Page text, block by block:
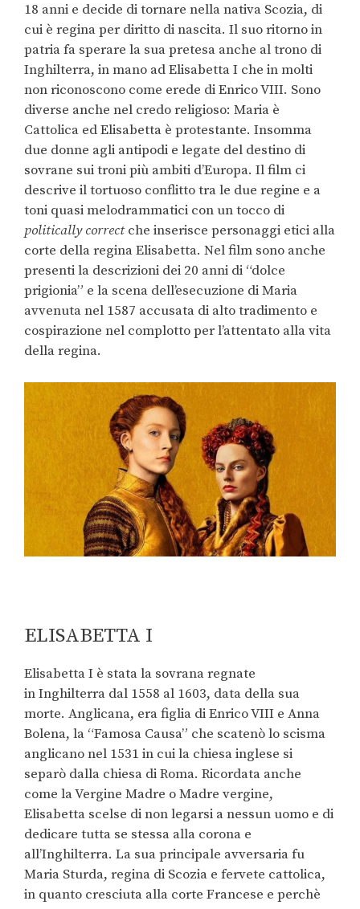
18 anni e decide di tornare nella nativa Scozia, di
cui è regina per diritto di nascita. Il suo ritorno in
patria fa sperare la sua pretesa anche al trono di
Inghilterra, in mano ad Elisabetta I che in molti
non riconoscono come erede di Enrico VIII. Sono
diverse anche nel credo religioso: Maria è
Cattolica ed Elisabetta è protestante. Insomma
due donne agli antipodi e legate del destino di
sovrane sui troni più ambiti d’Europa. Il film ci
descrive il tortuoso conflitto tra le due regine e a
toni quasi melodrammatici con un tocco di
politically correctche inserisce personaggi etici alla
corte della regina Elisabetta. Nel film sono anche
presenti la descrizioni dei 20 anni di “dolce
prigionia” e la scena dell’esecuzione di Maria
avvenuta nel 1587 accusata di alto tradimento e
cospirazione nel complotto per l’attentato alla vita
della regina.
ELISABETTA I
Elisabetta I è stata la sovrana regnate
in Inghilterra dal 1558 al 1603, data della sua
morte. Anglicana, era figlia di Enrico VIII e Anna
Bolena, la “Famosa Causa” che scatenò lo scisma
anglicano nel 1531 in cui la chiesa inglese si
separò dalla chiesa di Roma. Ricordata anche
come la Vergine Madre o Madre vergine,
Elisabetta scelse di non legarsi a nessun uomo e di
dedicare tutta se stessa alla corona e
all’Inghilterra. La sua principale avversaria fu
Maria Sturda, regina di Scozia e fervete cattolica,
in quanto cresciuta alla corte Francese e perchè